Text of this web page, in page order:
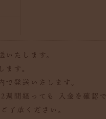
たします。
す。
発送いたします。
間経っても 入金を確認で
了承ください。